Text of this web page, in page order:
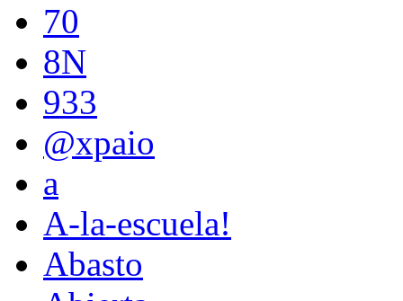
70
8N
933
@xpaio
a
A-la-escuela!
Abasto